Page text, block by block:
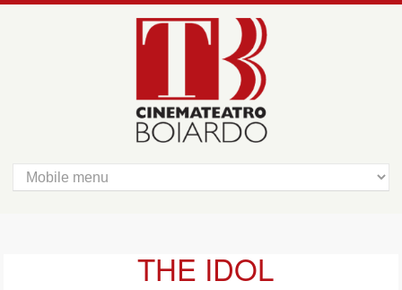
THE IDOL